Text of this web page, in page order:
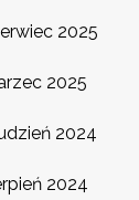
2025
2025
2024
2024